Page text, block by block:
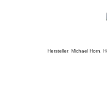
Hersteller: Michael Horn,